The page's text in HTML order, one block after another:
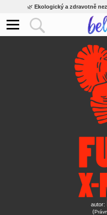
🌿 Ekologický a zdravotně
Inovativní výroba
Rychlé
Výhodné pro
Kvalita pod kontrolou
Eshop s tradicí od roku
autor:
(